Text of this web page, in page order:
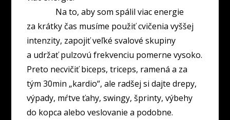
Na to, aby som spálil viac energie
za krátky čas musíme použiť cvičenia vyššej
intenzity, zapojiť veľké svalové skupiny
a udržať pulzovú frekvenciu pomerne vysoko.
Preto necvičiť biceps, triceps, ramená a za
tým 30min „kardio“, ale radšej si dajte drepy,
výpady, mŕtve ťahy, swingy, šprinty, výbehy
do kopca alebo veslovanie a podobne.